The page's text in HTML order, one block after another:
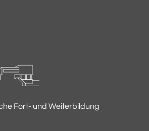
Fort- und Weiterbildung